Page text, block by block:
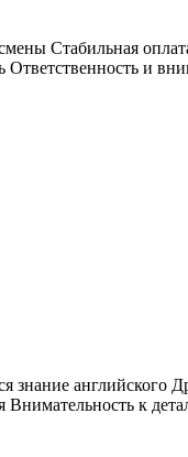
Стабильная
и
знание английского
к